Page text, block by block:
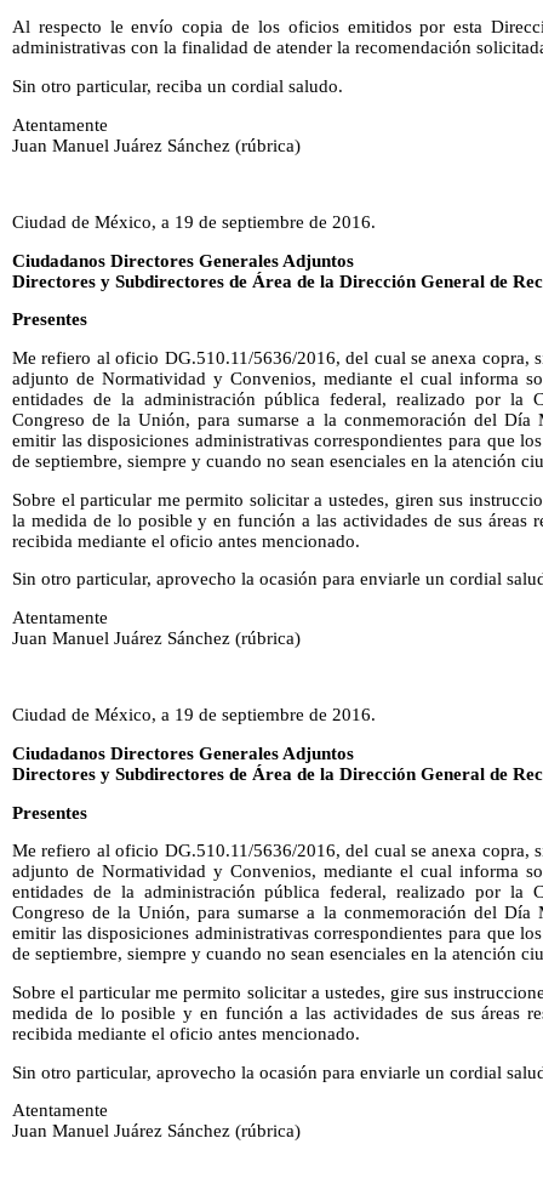
Al respecto le envío copia de los oficios emitidos por esta
administrativas con la finalidad de atender la recomendación
Sin otro particular, reciba un cordial saludo.
Atentamente
Juan Manuel Juárez Sánchez (rúbrica)
Ciudad de México, a 19 de septiembre de 2016.
Ciudadanos Directores Generales Adjuntos
Directores y Subdirectores de Área de la Dirección General de
Presentes
Me refiero al oficio DG.510.11/5636/2016, del cual se anexa copra,
adjunto de Normatividad y Convenios, mediante el cual informa
entidades de la administración pública federal, realizado por la
Congreso de la Unión, para sumarse a la conmemoración del Día
emitir las disposiciones administrativas correspondientes para que
de septiembre, siempre y cuando no sean esenciales en la atención
Sobre el particular me permito solicitar a ustedes, giren sus
la medida de lo posible y en función a las actividades de sus áreas
recibida mediante el oficio antes mencionado.
Sin otro particular, aprovecho la ocasión para enviarle un cordial
Atentamente
Juan Manuel Juárez Sánchez (rúbrica)
Ciudad de México, a 19 de septiembre de 2016.
Ciudadanos Directores Generales Adjuntos
Directores y Subdirectores de Área de la Dirección General de
Presentes
Me refiero al oficio DG.510.11/5636/2016, del cual se anexa copra,
adjunto de Normatividad y Convenios, mediante el cual informa
entidades de la administración pública federal, realizado por la
Congreso de la Unión, para sumarse a la conmemoración del Día
emitir las disposiciones administrativas correspondientes para que
de septiembre, siempre y cuando no sean esenciales en la atención
Sobre el particular me permito solicitar a ustedes, gire sus
medida de lo posible y en función a las actividades de sus áreas
recibida mediante el oficio antes mencionado.
Sin otro particular, aprovecho la ocasión para enviarle un cordial
Atentamente
Juan Manuel Juárez Sánchez (rúbrica)